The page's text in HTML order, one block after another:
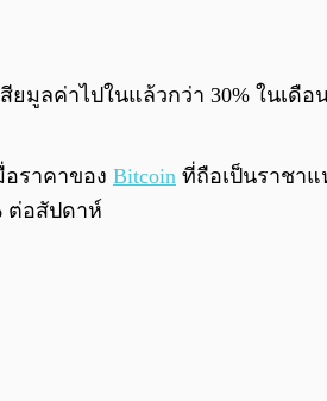
มูลค่าไปในแล้วกว่า 30% ในเดือ
ราคาของ Bitcoin ที่ถือเป็นราชาแ
ต่อสัปดาห์